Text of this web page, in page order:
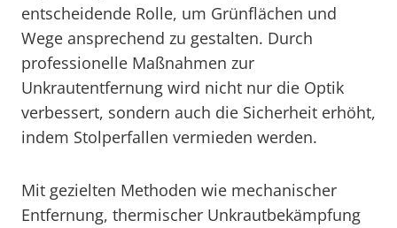
entscheidende Rolle, um Grünflächen und
Wege ansprechend zu gestalten. Durch
professionelle Maßnahmen zur
Unkrautentfernung wird nicht nur die Optik
verbessert, sondern auch die Sicherheit erhöht,
indem Stolperfallen vermieden werden.
Mit gezielten Methoden wie mechanischer
Entfernung, thermischer Unkrautbekämpfung